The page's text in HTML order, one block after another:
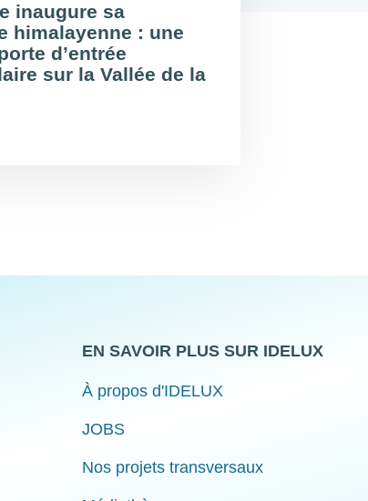
inaugure sa
himalayenne : une
d’entrée
sur la Vallée de la
EN SAVOIR PLUS SUR IDELUX
À propos d'IDELUX
JOBS
Nos projets transversaux